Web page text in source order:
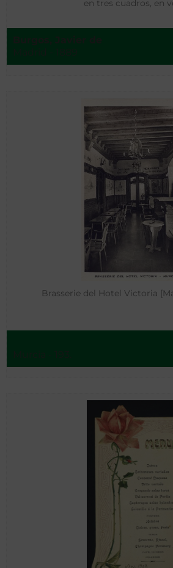
en tres cuadros, en
Brasserie del Hotel Victoria